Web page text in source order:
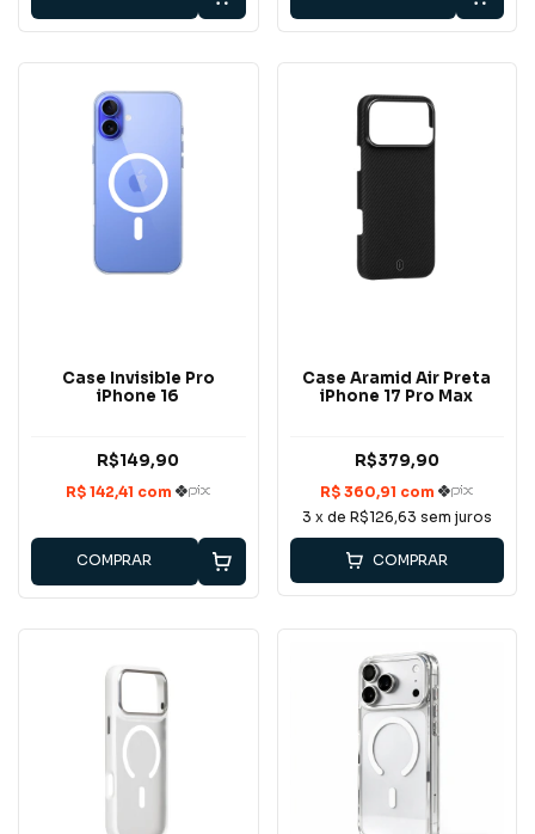
Case Invisible Pro
iPhone 16
R$149,90
COMPRAR
Case Aramid Air Preta
iPhone 17 Pro Max
R$379,90
3 x de R$126,63 sem juros
COMPRAR